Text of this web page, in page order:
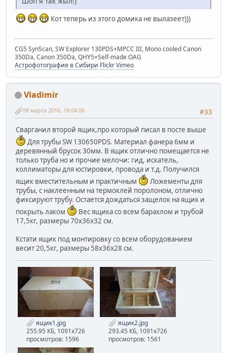
Кот теперь из этого домика не вылазеет)))
CG5 SynScan, SW Explorer 130PDS+MPCC III, Mono cooled Canon
350Da, Canon 350Da, QHY5+Self-made OAG
Астрофотография в Сибири FlickrVimeo
Vladimir
#33
08 марта 2016, 18:04:06
Сварганил второй ящик,про который писал в посте выше
Для трубы SW 130650PDS. Материал фанера 6мм и
деревянный брусок 30мм. В ящик отлично помещается не
только труба но и прочие мелочи: гид, искатель,
коллиматоры для юстировки, провода и т.д. Получился
ящик вместительным и практичным
Ложементы для
трубы, с наклеенным на термоклей поролоном, отлично
фиксируют трубу. Остается дождаться защелок на ящик и
покрыть лаком
Вес ящика со всем барахлом и трубой
17,5кг, размеры 70х36х32 см.
Кстати ящик под монтировку со всем оборудованием
весит 20,5кг, размеры 58х36х28 см.
ящик1.jpg
255.95 КБ, 1091x726
просмотров: 1596
ящик2.jpg
293.45 КБ, 1091x726
просмотров: 1561